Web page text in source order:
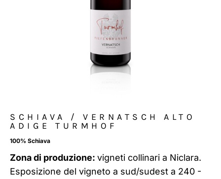
SCHIAVA / VERNATSCH ALTO
ADIGE TURMHOF
100% Schiava
Zona di produzione: vigneti collinari a Niclara.
Esposizione del vigneto a sud/sudest a 240 -